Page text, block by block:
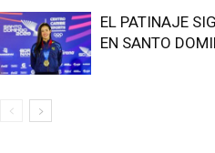
EL PATINAJE
EN SANTO